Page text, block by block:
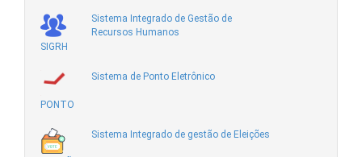
SIGRH
Sistema Integrado de Gestão de
Recursos Humanos
PONTO
Sistema de Ponto Eletrônico
Sistema Integrado de gestão de Eleições